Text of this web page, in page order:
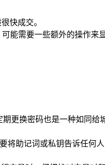
快成交。
能需要一些额外的操作来
更换密码也是一种如同给
将助记词或私钥告诉任何